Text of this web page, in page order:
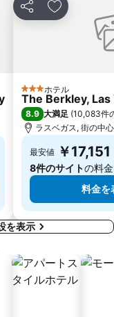
シェア お気に入り
3 ホテルのランク
ホテル
The Berkley, Las
8.9 大満足 (10,083件
ラスベガス, 街の中
最安値 ￥17,151
8件のサイトの料
料金を
を表示